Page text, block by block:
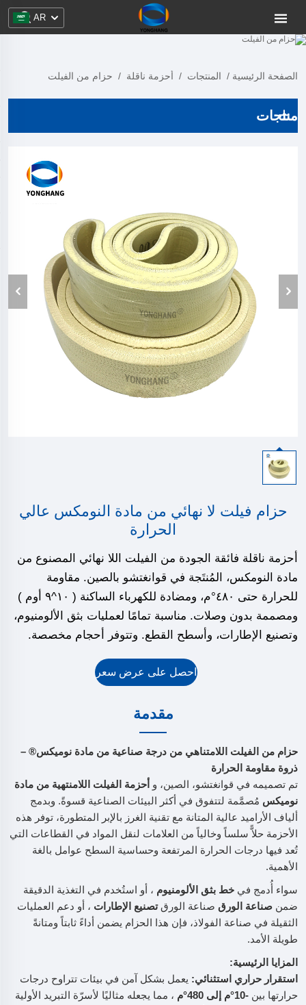
AR
الصفحة الرئيسية / المنتجات / أحزمة ناقلة / حزام من الفيلت
منتجات
حزام فيلت لا نهائي من مادة النومكس عالي
الحرارة
أحزمة ناقلة فائقة الجودة من الفيلت اللا نهائي المصنوع من
مادة النومكس، المُنتَجة في قوانغتشو بالصين. مقاومة
للحرارة حتى ٤٨٠°م، ومضادة للكهرباء الساكنة (
١٠^٩ أوم
)
ومصممة بدون وصلات. مناسبة تمامًا لعمليات بثق الألومنيوم،
وتصنيع الإطارات، وأسطح القطع. وتتوفر أحجام مخصصة.
احصل على عرض سعر
مقدمة
حزام من الفيلت اللامتناهي من درجة صناعية من مادة نوميكس® –
ذروة مقاومة الحرارة
تم تصميمه في قوانغتشو، الصين، و أحزمة الفيلت اللامنتهية من مادة
نوميكس مُصمَّمة لتتفوق في أكثر البيئات الصناعية قسوةً. وبدمج
ألياف الأراميد عالية المتانة مع تقنية الغرز بالإبر المتطورة، توفر هذه
الأحزمة حلاًّ سلساً وخالياً من العلامات لنقل المواد في القطاعات التي
تُعد فيها درجات الحرارة المرتفعة وحساسية السطح عوامل بالغة
الأهمية.
سواء أُدمج في خط بثق الألومنيوم ، أو استُخدم في التغذية الدقيقة
ضمن صناعة الورق صناعة الورقتصنيع الإطارات ، أو دعم العمليات
الثقيلة في صناعة الفولاذ، فإن هذا الحزام يضمن أداءً ثابتاً ومتانةً
طويلة الأمد.
المزايا الرئيسية:
استقرار حراري استثنائي: يعمل بشكل آمن في بيئات تتراوح درجات
حرارتها بين -10°م إلى 480°م
، مما يجعله مثاليًا لأسرّة التبريد الأولية